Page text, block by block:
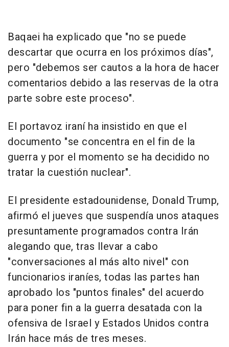
Baqaei ha explicado que "no se puede
descartar que ocurra en los próximos días",
pero "debemos ser cautos a la hora de hacer
comentarios debido a las reservas de la otra
parte sobre este proceso".
El portavoz iraní ha insistido en que el
documento "se concentra en el fin de la
guerra y por el momento se ha decidido no
tratar la cuestión nuclear".
El presidente estadounidense, Donald Trump,
afirmó el jueves que suspendía unos ataques
presuntamente programados contra Irán
alegando que, tras llevar a cabo
"conversaciones al más alto nivel" con
funcionarios iraníes, todas las partes han
aprobado los "puntos finales" del acuerdo
para poner fin a la guerra desatada con la
ofensiva de Israel y Estados Unidos contra
Irán hace más de tres meses.